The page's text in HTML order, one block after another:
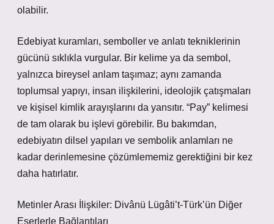
olabilir.
Edebiyat kuramları, semboller ve anlatı tekniklerinin
gücünü sıklıkla vurgular. Bir kelime ya da sembol,
yalnızca bireysel anlam taşımaz; aynı zamanda
toplumsal yapıyı, insan ilişkilerini, ideolojik çatışmaları
ve kişisel kimlik arayışlarını da yansıtır. “Pay” kelimesi
de tam olarak bu işlevi görebilir. Bu bakımdan,
edebiyatın dilsel yapıları ve sembolik anlamları ne
kadar derinlemesine çözümlememiz gerektiğini bir kez
daha hatırlatır.
Metinler Arası İlişkiler: Divânü Lügâti’t-Türk’ün Diğer
Eserlerle Bağlantıları